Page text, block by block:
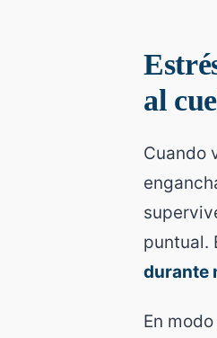
al
Cuando
puntual.
durante
En